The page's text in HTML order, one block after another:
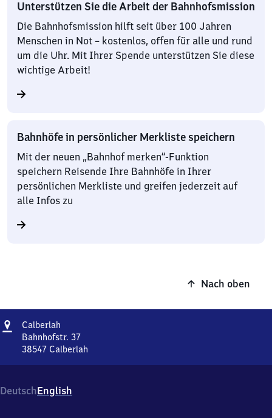
Unterstützen Sie die Arbeit der Bahnhofsmission
Die Bahnhofsmission hilft seit über 100 Jahren
Menschen in Not – kostenlos, offen für alle und rund
um die Uhr. Mit Ihrer Spende unterstützen Sie diese
wichtige Arbeit!
Bahnhöfe in persönlicher Merkliste speichern
Mit der neuen „Bahnhof merken“-Funktion
speichern Reisende Ihre Bahnhöfe in Ihrer
persönlichen Merkliste und greifen jederzeit auf
alle Infos zu
Nach oben
Adresse
Calberlah
Bahnhofstr. 37
38547 Calberlah
37,
3
DeutschEnglish